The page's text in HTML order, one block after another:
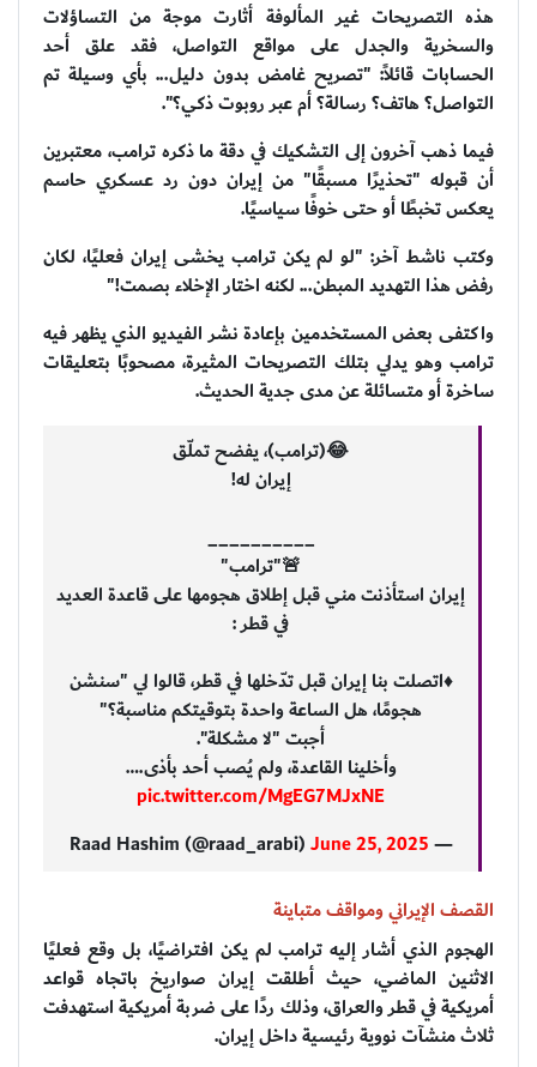
هذه التصريحات غير المألوفة أثارت موجة من التساؤلات
والسخرية والجدل على مواقع التواصل، فقد علق أحد
الحسابات قائلاً: "تصريح غامض بدون دليل... بأي وسيلة تم
التواصل؟ هاتف؟ رسالة؟ أم عبر روبوت ذكي؟".
فيما ذهب آخرون إلى التشكيك في دقة ما ذكره ترامب، معتبرين
أن قبوله "تحذيرًا مسبقًا" من إيران دون رد عسكري حاسم
يعكس تخبطًا أو حتى خوفًا سياسيًا.
وكتب ناشط آخر: "لو لم يكن ترامب يخشى إيران فعليًا، لكان
رفض هذا التهديد المبطن... لكنه اختار الإخلاء بصمت!"
واكتفى بعض المستخدمين بإعادة نشر الفيديو الذي يظهر فيه
ترامب وهو يدلي بتلك التصريحات المثيرة، مصحوبًا بتعليقات
ساخرة أو متسائلة عن مدى جدية الحديث.
😂(ترامب)، يفضح تملّق
إيران له!
__________
🚨"ترامب"
إيران استأذنت مني قبل إطلاق هجومها على قاعدة العديد
في قطر :
♦️اتصلت بنا إيران قبل تدّخلها في قطر، قالوا لي "سنشن
هجومًا، هل الساعة واحدة بتوقيتكم مناسبة؟"
أجبت "لا مشكلة".
وأخلينا القاعدة، ولم يُصب أحد بأذى.…
pic.twitter.com/MgEG7MJxNE
— Raad Hashim (@raad_arabi)
June 25, 2025
القصف الإيراني ومواقف متباينة
الهجوم الذي أشار إليه ترامب لم يكن افتراضيًا، بل وقع فعليًا
الاثنين الماضي، حيث أطلقت إيران صواريخ باتجاه قواعد
أمريكية في قطر والعراق، وذلك ردًا على ضربة أمريكية استهدفت
ثلاث منشآت نووية رئيسية داخل إيران.